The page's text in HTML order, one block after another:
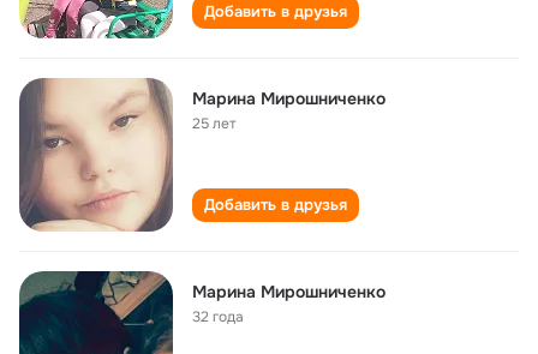
Добавить в друзья
Марина Мирошниченко
25 лет
Добавить в друзья
Марина Мирошниченко
32 года